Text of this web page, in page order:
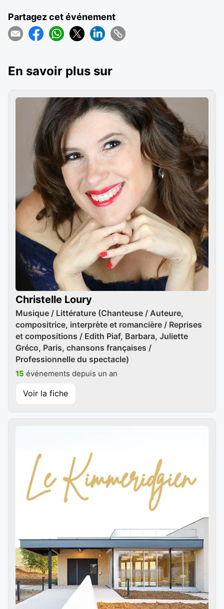
Partagez cet événement
En savoir plus sur
Christelle Loury
Musique / Littérature (Chanteuse / Auteure,
compositrice, interprète et romancière / Reprises
et compositions / Edith Piaf, Barbara, Juliette
Gréco, Paris, chansons françaises /
Professionnelle du spectacle)
15 événements depuis un an
Voir la fiche